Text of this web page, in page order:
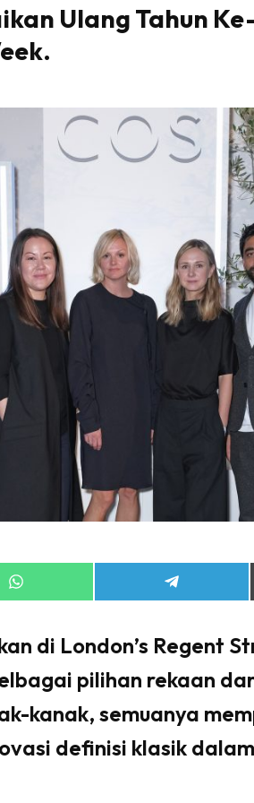
Ulang Tahun
Share
on
Share
on
di London’s Regent
pilihan rekaan
kanak, semuanya
definisi klasik